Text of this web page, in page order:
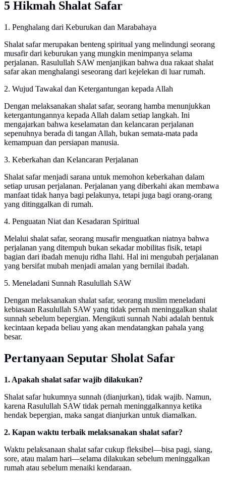
5 Hikmah Shalat Safar
1. Penghalang dari Keburukan dan Marabahaya
Shalat safar merupakan benteng spiritual yang melindungi seorang
musafir dari keburukan yang mungkin menimpanya selama
perjalanan. Rasulullah SAW menjanjikan bahwa dua rakaat shalat
safar akan menghalangi seseorang dari kejelekan di luar rumah.
2. Wujud Tawakal dan Ketergantungan kepada Allah
Dengan melaksanakan shalat safar, seorang hamba menunjukkan
ketergantungannya kepada Allah dalam setiap langkah. Ini
mengajarkan bahwa keselamatan dan kelancaran perjalanan
sepenuhnya berada di tangan Allah, bukan semata-mata pada
kemampuan dan persiapan manusia.
3. Keberkahan dan Kelancaran Perjalanan
Shalat safar menjadi sarana untuk memohon keberkahan dalam
setiap urusan perjalanan. Perjalanan yang diberkahi akan membawa
manfaat tidak hanya bagi pelakunya, tetapi juga bagi orang-orang
yang ditinggalkan di rumah.
4. Penguatan Niat dan Kesadaran Spiritual
Melalui shalat safar, seorang musafir menguatkan niatnya bahwa
perjalanan yang ditempuh bukan sekadar mobilitas fisik, tetapi
bagian dari ibadah menuju ridha Ilahi. Hal ini mengubah perjalanan
yang bersifat mubah menjadi amalan yang bernilai ibadah.
5. Meneladani Sunnah Rasulullah SAW
Dengan melaksanakan shalat safar, seorang muslim meneladani
kebiasaan Rasulullah SAW yang tidak pernah meninggalkan shalat
sunnah sebelum bepergian. Mengikuti sunnah Nabi adalah bentuk
kecintaan kepada beliau yang akan mendatangkan pahala yang
besar.
Pertanyaan Seputar Sholat Safar
1. Apakah shalat safar wajib dilakukan?
Shalat safar hukumnya sunnah (dianjurkan), tidak wajib. Namun,
karena Rasulullah SAW tidak pernah meninggalkannya ketika
hendak bepergian, maka sangat dianjurkan untuk diamalkan.
2. Kapan waktu terbaik melaksanakan shalat safar?
Waktu pelaksanaan shalat safar cukup fleksibel—bisa pagi, siang,
sore, atau malam hari—selama dilakukan sebelum meninggalkan
rumah atau sebelum menaiki kendaraan.